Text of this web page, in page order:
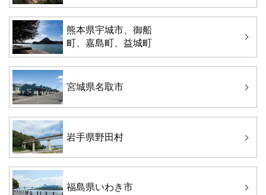
熊本県宇城市、御船
町、嘉島町、益城町
宮城県名取市
岩手県野田村
福島県いわき市